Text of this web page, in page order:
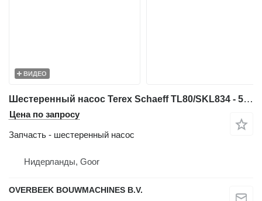
ВИДЕО
Шестеренный насос Terex Schaeff TL80/SKL834 - 5100620007 - Gearpump/Zahnradpumpe для фронтального погрузчика
Цена по запросу
Запчасть - шестеренный насос
Нидерланды, Goor
OVERBEEK BOUWMACHINES B.V.